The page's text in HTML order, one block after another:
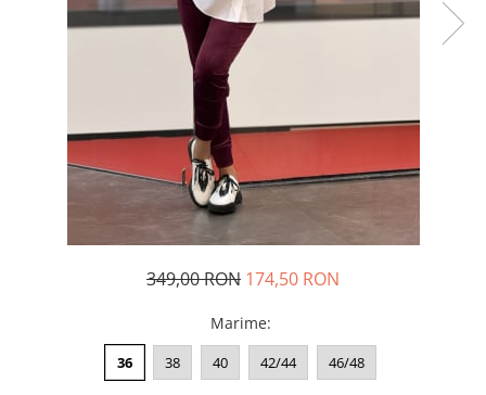
Costume de baie
349,00 RON 174,50 RON
Marime:
36 38 40 42/44 46/48